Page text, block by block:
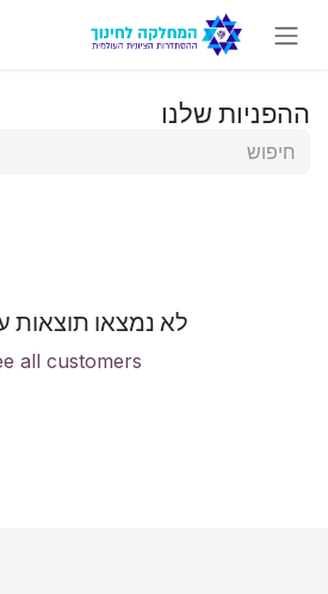
ההפניות שלנו
לא נמצאו תוצאות
all customers